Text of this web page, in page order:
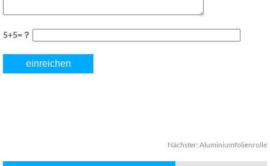
5+5=？
Nächster: Aluminiumfolienrolle